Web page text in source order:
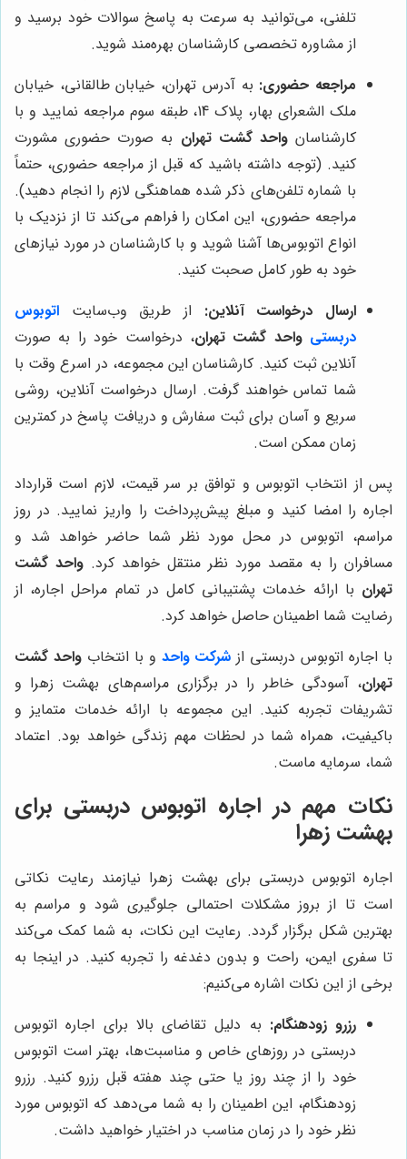
تلفنی، می‌توانید به سرعت به پاسخ سوالات خود برسید و
از مشاوره تخصصی کارشناسان بهره‌مند شوید.
مراجعه حضوری: به آدرس تهران، خیابان طالقانی، خیابان
ملک الشعرای بهار، پلاک 14، طبقه سوم مراجعه نمایید و با
کارشناسانواحد گشت تهران به صورت حضوری مشورت
کنید. (توجه داشته باشید که قبل از مراجعه حضوری، حتماً
با شماره تلفن‌های ذکر شده هماهنگی لازم را انجام دهید).
مراجعه حضوری، این امکان را فراهم می‌کند تا از نزدیک با
انواع اتوبوس‌ها آشنا شوید و با کارشناسان در مورد نیازهای
خود به طور کامل صحبت کنید.
ارسال درخواست آنلاین: از طریق وب‌سایت اتوبوس
دربستی واحد گشت تهران، درخواست خود را به صورت
آنلاین ثبت کنید. کارشناسان این مجموعه، در اسرع وقت با
شما تماس خواهند گرفت. ارسال درخواست آنلاین، روشی
سریع و آسان برای ثبت سفارش و دریافت پاسخ در کمترین
زمان ممکن است.
پس از انتخاب اتوبوس و توافق بر سر قیمت، لازم است قرارداد
اجاره را امضا کنید و مبلغ پیش‌پرداخت را واریز نمایید. در روز
مراسم، اتوبوس در محل مورد نظر شما حاضر خواهد شد و
مسافران را به مقصد مورد نظر منتقل خواهد کرد. واحد گشت
تهران با ارائه خدمات پشتیبانی کامل در تمام مراحل اجاره، از
رضایت شما اطمینان حاصل خواهد کرد.
با اجاره اتوبوس دربستی از شرکت واحد و با انتخابواحد گشت
تهران، آسودگی خاطر را در برگزاری مراسم‌های بهشت زهرا و
تشریفات تجربه کنید. این مجموعه با ارائه خدمات متمایز و
باکیفیت، همراه شما در لحظات مهم زندگی خواهد بود. اعتماد
شما، سرمایه ماست.
نکات مهم در اجاره اتوبوس دربستی برای
بهشت زهرا
اجاره اتوبوس دربستی برای بهشت زهرا نیازمند رعایت نکاتی
است تا از بروز مشکلات احتمالی جلوگیری شود و مراسم به
بهترین شکل برگزار گردد. رعایت این نکات، به شما کمک می‌کند
تا سفری ایمن، راحت و بدون دغدغه را تجربه کنید. در اینجا به
برخی از این نکات اشاره می‌کنیم:
رزرو زودهنگام: به دلیل تقاضای بالا برای اجاره اتوبوس
دربستی در روزهای خاص و مناسبت‌ها، بهتر است اتوبوس
خود را از چند روز یا حتی چند هفته قبل رزرو کنید. رزرو
زودهنگام، این اطمینان را به شما می‌دهد که اتوبوس مورد
نظر خود را در زمان مناسب در اختیار خواهید داشت.